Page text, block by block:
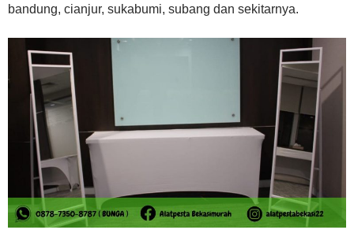
bandung, cianjur, sukabumi, subang dan sekitarnya.